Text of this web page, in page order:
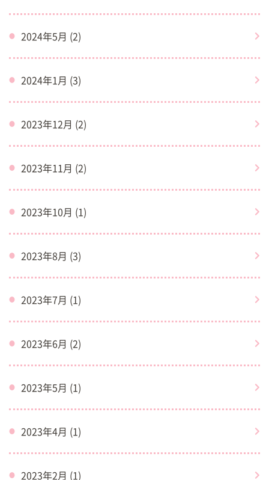
2024年5月 (2)
2024年1月 (3)
2023年12月 (2)
2023年11月 (2)
2023年10月 (1)
2023年8月 (3)
2023年7月 (1)
2023年6月 (2)
2023年5月 (1)
2023年4月 (1)
2023年2月 (1)